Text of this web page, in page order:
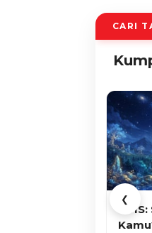
CARI
❮